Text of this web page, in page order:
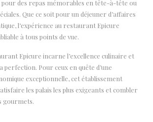
des repas mémorables en tête-à-tête ou
Que ce soit pour un déjeuner d’affaires
l’expérience au restaurant Epicure
à tous points de vue.
Epicure incarne l’excellence culinaire et
perfection. Pour ceux en quête d’une
exceptionnelle, cet établissement
les palais les plus exigeants et combler
gourmets.